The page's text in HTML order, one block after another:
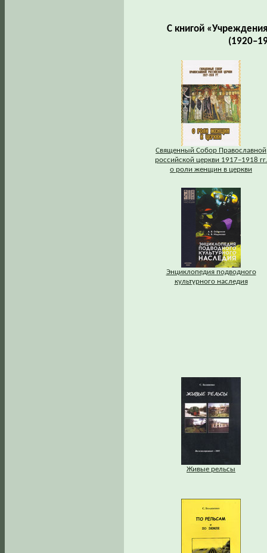
С книгой
Священный Собор Православной
российской церкви 1917–1918 гг.
о роли женщин в церкви
Энциклопедия подводного
культурного наследия
Живые рельсы